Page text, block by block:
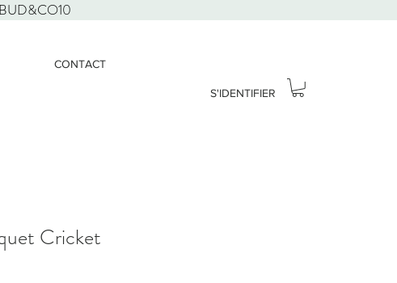
CONTACT
S'IDENTIFIER
Cricket